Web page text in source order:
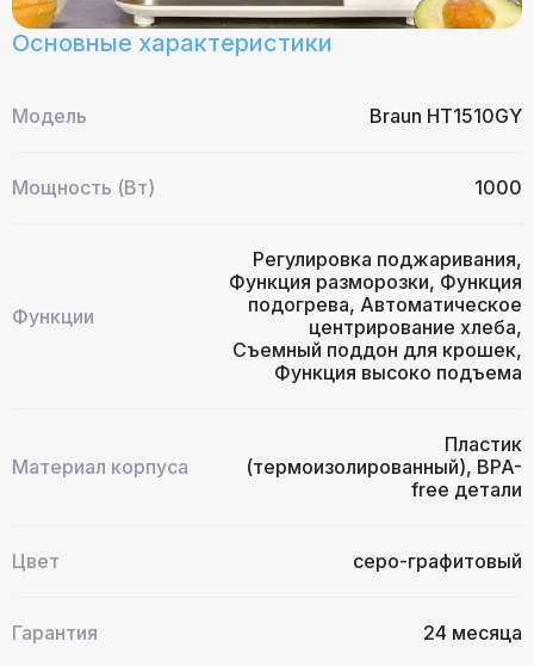
Основные характеристики
Модель Braun HT1510GY
Мощность (Вт) 1000
Функции
Регулировка поджаривания,
Функция разморозки, Функция
подогрева, Автоматическое
центрирование хлеба,
Съемный поддон для крошек,
Функция высоко подъема
Материал корпуса
Пластик
(термоизолированный), BPA-
free детали
Цвет серо-графитовый
Гарантия 24 месяца